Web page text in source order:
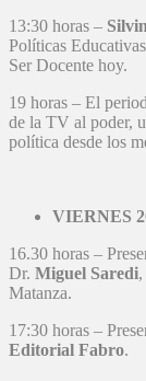
13:30 horas –
Políticas
Ser Docente hoy.
19 horas – El
de la TV al poder,
política desde los
VIERNES
16.30 horas –
Dr. Miguel Saredi
Matanza.
17:30 horas –
Editorial Fabro.